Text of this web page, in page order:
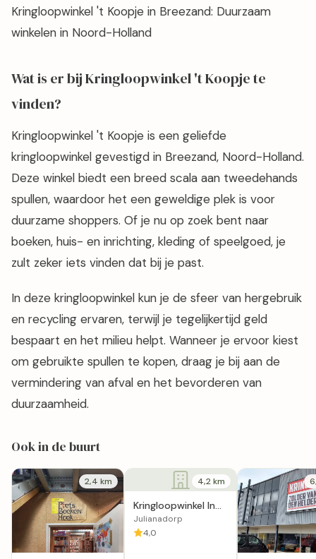
Kringloopwinkel 't Koopje in Breezand: Duurzaam
winkelen in Noord-Holland
Wat is er bij Kringloopwinkel 't Koopje te
vinden?
Kringloopwinkel 't Koopje is een geliefde
kringloopwinkel gevestigd in Breezand, Noord-Holland.
Deze winkel biedt een breed scala aan tweedehands
spullen, waardoor het een geweldige plek is voor
duurzame shoppers. Of je nu op zoek bent naar
boeken, huis- en inrichting, kleding of speelgoed, je
zult zeker iets vinden dat bij je past.
In deze kringloopwinkel kun je de sfeer van hergebruik
en recycling ervaren, terwijl je tegelijkertijd geld
bespaart en het milieu helpt. Wanneer je ervoor kiest
om gebruikte spullen te kopen, draag je bij aan de
vermindering van afval en het bevorderen van
duurzaamheid.
Ook in de buurt
2,4 km 4,2 km
Kringloopwinkel In
De Roos in
Julianadorp
Julianadorp
4,0